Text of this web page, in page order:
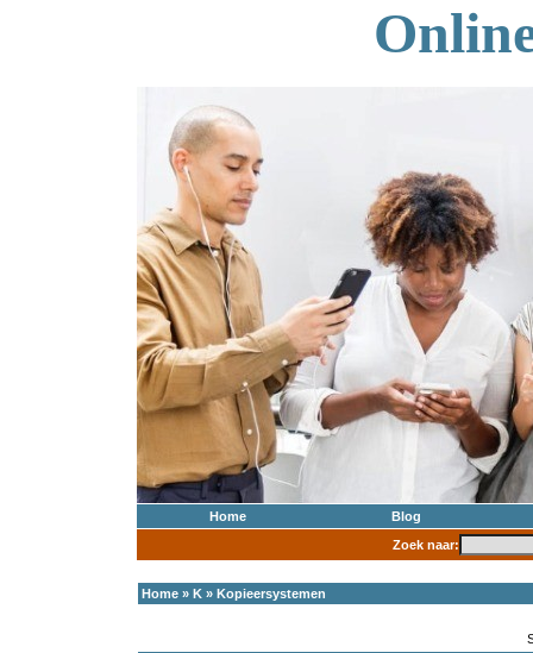
Home
Blog
Zoek naar:
Home » K » Kopieersystemen